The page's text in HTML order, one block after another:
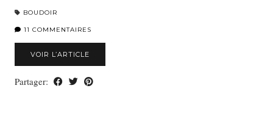
BOUDOIR
11 COMMENTAIRES
VOIR L’ARTICLE
Partager: